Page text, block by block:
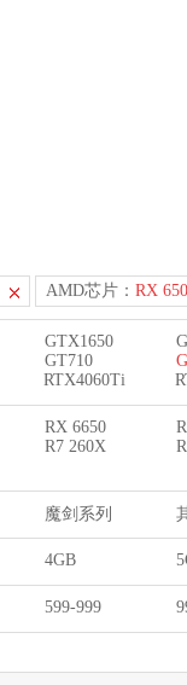
AMD芯片： RX
GTX1650
GT710
RTX4060Ti
RX 6650
R7 260X
魔剑系列
4GB
599-999